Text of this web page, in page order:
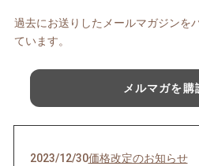
過去にお送りしたメールマガジンを
ています。
メルマガを購
2023/12/30価格改定のお知らせ